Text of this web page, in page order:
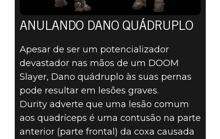
ANULANDO DANO QUÁDRUPLO
Apesar de ser um potencializador
devastador nas mãos de um DOOM
Slayer, Dano quádruplo às suas pernas
pode resultar em lesões graves.
Durity adverte que uma lesão comum
aos quadríceps é uma contusão na parte
anterior (parte frontal) da coxa causada